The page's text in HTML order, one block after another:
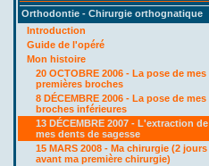
Orthodontie - Chirurgie orthognatique
Introduction
Guide de l'opéré
Mon histoire
20 OCTOBRE 2006 - La pose de mes
premières broches
8 DÉCEMBRE 2006 - La pose de mes
broches inférieures
13 DÉCEMBRE 2007 - L'extraction de
mes dents de sagesse
15 MARS 2008 - Ma chirurgie (2 jours
avant ma première chirurgie)